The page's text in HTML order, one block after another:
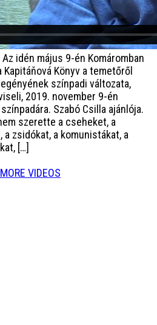
Az idén május 9-én Komáromban
Könyv a temetőről
színpadi változata,
2019. november 9-én
Szabó Csilla ajánlója.
szerette a cseheket, a
a zsidókat, a komunistákat, a
[…]
MORE VIDEOS